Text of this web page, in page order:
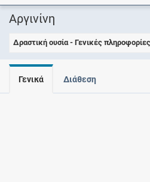
Αργινίνη
Δραστική ουσία - Γενικές πληροφορίες
Γενικά Διάθεση